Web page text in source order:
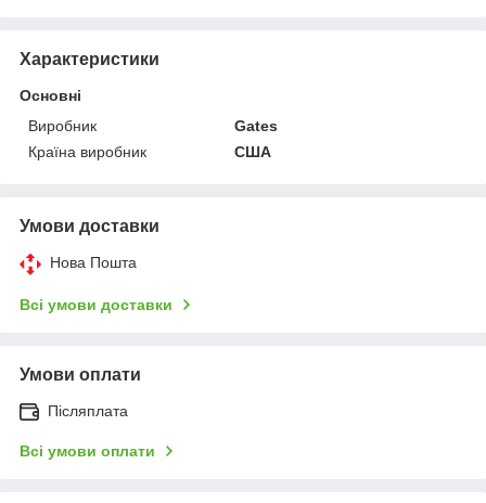
Характеристики
Основні
Виробник
Gates
Країна виробник
США
Умови доставки
Нова Пошта
Всі умови доставки
Умови оплати
Післяплата
Всі умови оплати